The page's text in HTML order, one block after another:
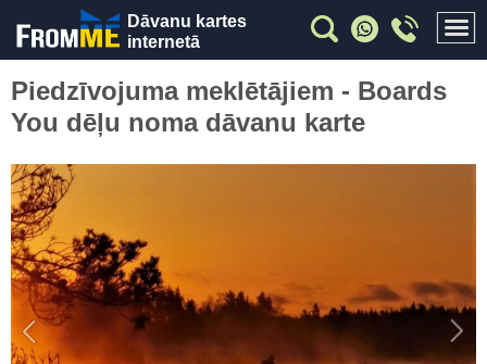
Dāvanu kartes
internetā
Piedzīvojuma meklētājiem - Boards
You dēļu noma dāvanu karte
Previous